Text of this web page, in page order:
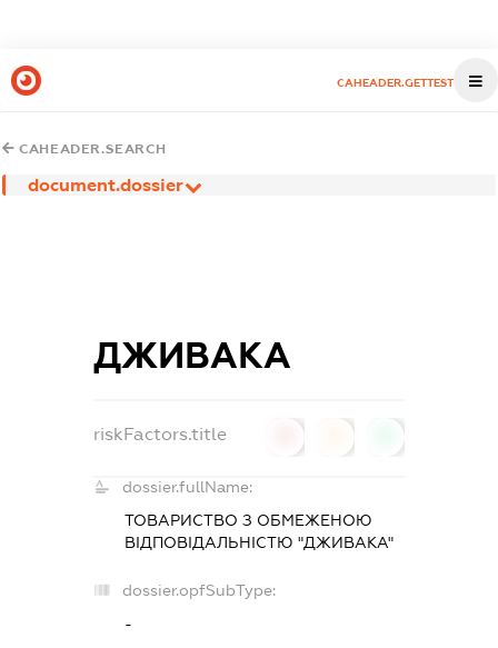
CAHEADER.GETTEST
CAHEADER.SEARCH
document.dossier
ДЖИВАКА
riskFactors.title
dossier.fullName:
ТОВАРИСТВО З ОБМЕЖЕНОЮ
ВІДПОВІДАЛЬНІСТЮ "ДЖИВАКА"
dossier.opfSubType:
-